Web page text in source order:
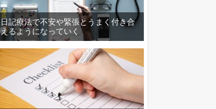
日記療法で不安や緊張とうまく付き合
えるようになっていく